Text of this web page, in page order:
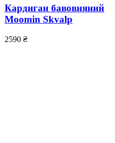
Кардиган бавовняний
Moomin Skvalp
2590 ₴